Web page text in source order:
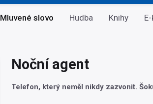
Mluvené slovo Hudba Knihy
Noční agent
Telefon, který neměl nikdy zazvonit.